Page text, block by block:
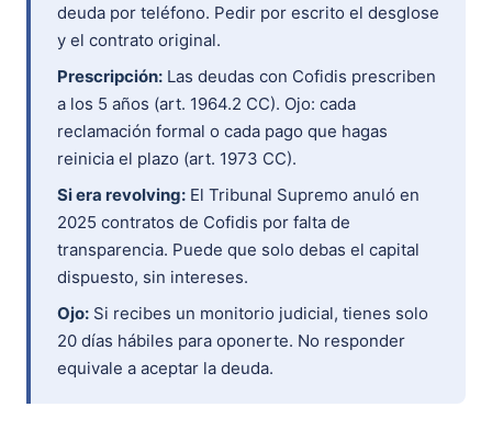
deuda por teléfono. Pedir por escrito el desglose
y el contrato original.
Prescripción: Las deudas con Cofidis prescriben
a los 5 años (art. 1964.2 CC). Ojo: cada
reclamación formal o cada pago que hagas
reinicia el plazo (art. 1973 CC).
Si era revolving: El Tribunal Supremo anuló en
2025 contratos de Cofidis por falta de
transparencia. Puede que solo debas el capital
dispuesto, sin intereses.
Ojo: Si recibes un monitorio judicial, tienes solo
20 días hábiles para oponerte. No responder
equivale a aceptar la deuda.